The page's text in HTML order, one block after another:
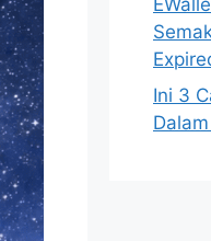
Ini 3